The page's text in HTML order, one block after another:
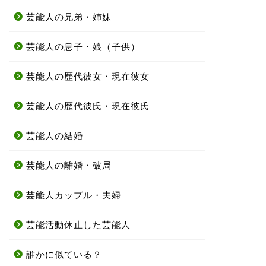
芸能人の兄弟・姉妹
芸能人の息子・娘（子供）
芸能人の歴代彼女・現在彼女
芸能人の歴代彼氏・現在彼氏
芸能人の結婚
芸能人の離婚・破局
芸能人カップル・夫婦
芸能活動休止した芸能人
誰かに似ている？